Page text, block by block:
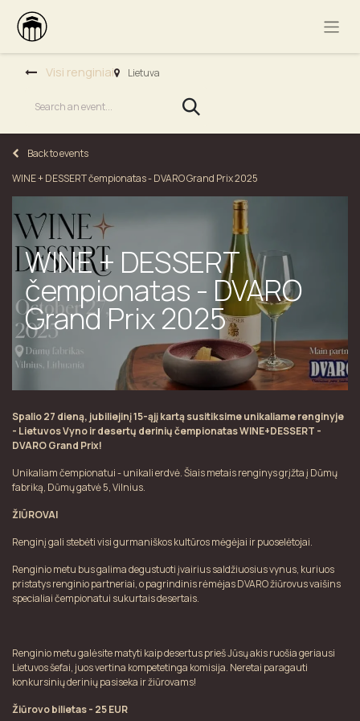
Visi renginiai Lietuva
Back to events
WINE + DESSERT čempionatas - DVARO Grand Prix 2025
WINE + DESSERT
čempionatas - DVARO
Grand Prix 2025
Spalio 27 dieną, jubiliejinį 15-ąjį kartą susitiksime unikaliame renginyje
- Lietuvos Vyno ir desertų derinių čempionatas WINE+DESSERT -
DVARO Grand Prix!
Unikaliam čempionatui - unikali erdvė. Šiais metais renginys grįžta į Dūmų
fabriką, Dūmų gatvė 5, Vilnius.
ŽIŪROVAI
Renginį gali stebėti visi gurmaniškos kultūros mėgėjai ir puoselėtojai.
Renginio metu bus galima degustuoti įvairius saldžiuosius vynus, kuriuos
pristatys renginio partneriai, o pagrindinis rėmėjas DVARO žiūrovus vaišins
specialiai čempionatui sukurtais desertais.
Renginio metu galėsite matyti kaip desertus prieš Jūsų akis ruošia geriausi
Lietuvos šefai, juos vertina kompetetinga komisija. Neretai paragauti
konkursinių derinių pasiseka ir žiūrovams!
Žiūrovo bilietas - 25 EUR